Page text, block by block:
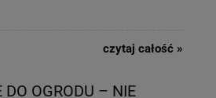
czytaj całość »
DO OGRODU – NIE